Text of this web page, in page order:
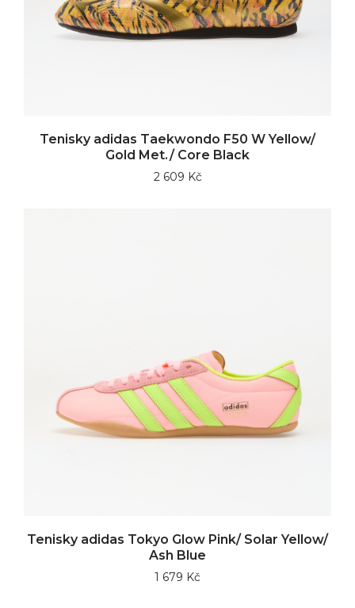
Tenisky adidas Taekwondo F50 W Yellow/
Gold Met./ Core Black
2 609 Kč
Tenisky adidas Tokyo Glow Pink/ Solar Yellow/
Ash Blue
1 679 Kč